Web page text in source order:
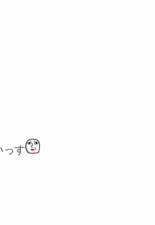
っす